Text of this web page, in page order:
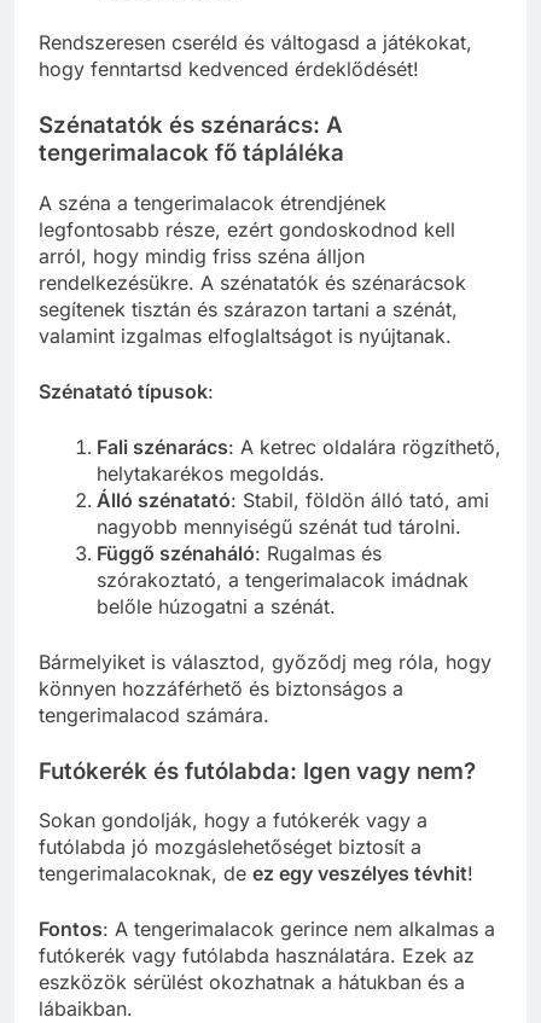
Rendszeresen cseréld és váltogasd a játékokat,
hogy fenntartsd kedvenced érdeklődését!
Szénatatók és szénarács: A
tengerimalacok fő tápláléka
A széna a tengerimalacok étrendjének
legfontosabb része, ezért gondoskodnod kell
arról, hogy mindig friss széna álljon
rendelkezésükre. A szénatatók és szénarácsok
segítenek tisztán és szárazon tartani a szénát,
valamint izgalmas elfoglaltságot is nyújtanak.
Szénatató típusok:
Fali szénarács: A ketrec oldalára rögzíthető,
helytakarékos megoldás.
Álló szénatató: Stabil, földön álló tató, ami
nagyobb mennyiségű szénát tud tárolni.
Függő szénaháló: Rugalmas és
szórakoztató, a tengerimalacok imádnak
belőle húzogatni a szénát.
Bármelyiket is választod, győződj meg róla, hogy
könnyen hozzáférhető és biztonságos a
tengerimalacod számára.
Futókerék és futólabda: Igen vagy nem?
Sokan gondolják, hogy a futókerék vagy a
futólabda jó mozgáslehetőséget biztosít a
tengerimalacoknak, de ez egy veszélyes tévhit!
Fontos: A tengerimalacok gerince nem alkalmas a
futókerék vagy futólabda használatára. Ezek az
eszközök sérülést okozhatnak a hátukban és a
lábaikban.